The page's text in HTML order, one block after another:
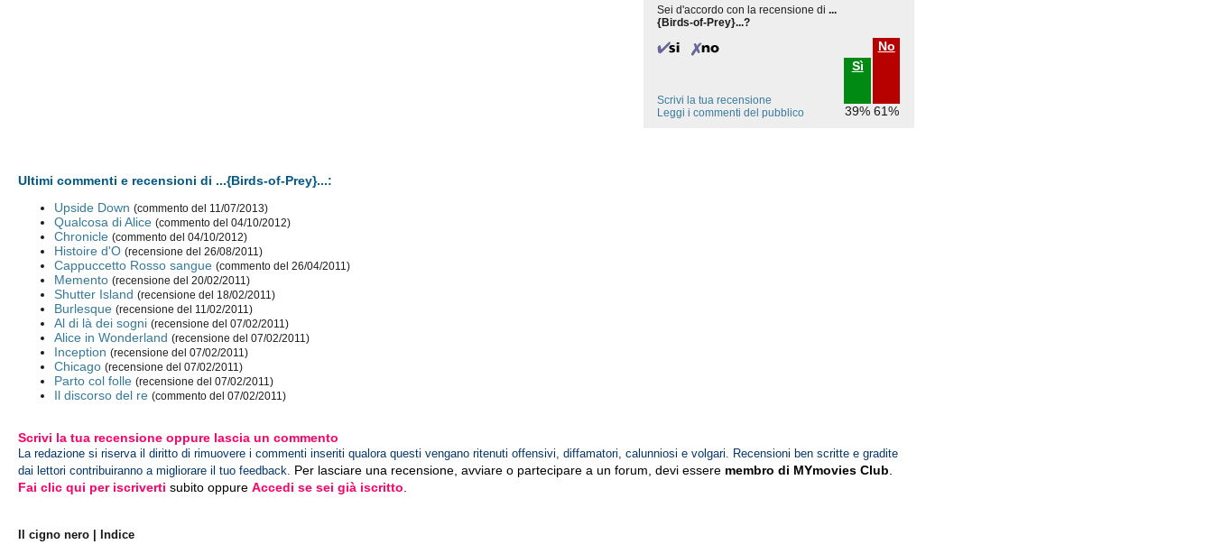
Sei d'accordo con la recensione di...
{Birds-of-Prey}...?
Sì
39%
No
61%
Scrivi la tua recensione
Leggi i commenti del pubblico
Ultimi commenti e recensioni di ...{Birds-of-Prey}...:
Upside Down (commento del 11/07/2013)
Qualcosa di Alice (commento del 04/10/2012)
Chronicle (commento del 04/10/2012)
Histoire d'O (recensione del 26/08/2011)
Cappuccetto Rosso sangue (commento del 26/04/2011)
Memento (recensione del 20/02/2011)
Shutter Island (recensione del 18/02/2011)
Burlesque (recensione del 11/02/2011)
Al di là dei sogni (recensione del 07/02/2011)
Alice in Wonderland (recensione del 07/02/2011)
Inception (recensione del 07/02/2011)
Chicago (recensione del 07/02/2011)
Parto col folle (recensione del 07/02/2011)
Il discorso del re (commento del 07/02/2011)
Scrivi la tua recensione oppure lascia un commento
La redazione si riserva il diritto di rimuovere i commenti inseriti qualora questi vengano ritenuti offensivi, diffamatori, calunniosi e volgari. Recensioni ben scritte e gradite
dai lettori contribuiranno a migliorare il tuo feedback. Per lasciare una recensione, avviare o partecipare a un forum, devi essere membro di MYmovies Club
Fai clic qui per iscriverti subito oppureAccedi se sei già iscritto
Il cigno nero | Indice